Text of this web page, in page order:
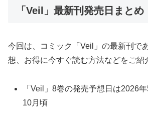
「Veil」最新刊発売日まとめ
今回は、コミック「Veil」の最新刊で
想、お得に今すぐ読む方法などをご紹
「Veil」8巻の発売予想日は2026
10月頃